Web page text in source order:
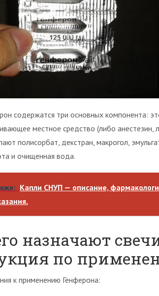
содержатся три основных компонента:
местное средство (либо анестезин,
полисорбат, декстран, макрогол,
и очищенная вода.
Капли СНУП — описание,
назначают
по
к применению Генферона: